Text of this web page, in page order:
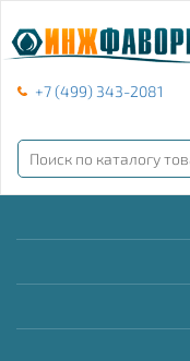
+7 (499) 343-2081